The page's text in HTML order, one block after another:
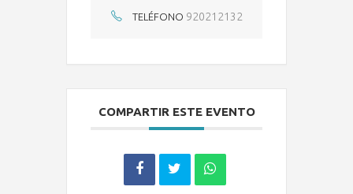
TELÉFONO 920212132
COMPARTIR ESTE EVENTO